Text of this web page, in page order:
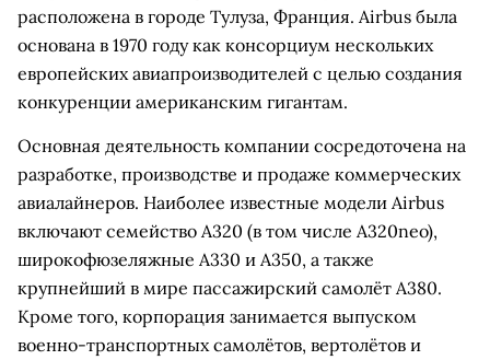
расположена в городе Тулуза, Франция. Airbus была
основана в 1970 году как консорциум нескольких
европейских авиапроизводителей с целью создания
конкуренции американским гигантам.
Основная деятельность компании сосредоточена на
разработке, производстве и продаже коммерческих
авиалайнеров. Наиболее известные модели Airbus
включают семейство A320 (в том числе A320neo),
широкофюзеляжные A330 и A350, а также
крупнейший в мире пассажирский самолёт A380.
Кроме того, корпорация занимается выпуском
военно-транспортных самолётов, вертолётов и